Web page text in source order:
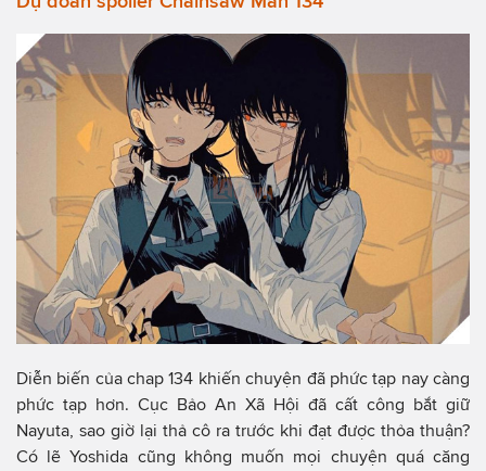
Diễn biến của chap 134 khiến chuyện đã phức tạp nay càng
phức tạp hơn. Cục Bảo An Xã Hội đã cất công bắt giữ
Nayuta, sao giờ lại thả cô ra trước khi đạt được thỏa thuận?
Có lẽ Yoshida cũng không muốn mọi chuyện quá căng